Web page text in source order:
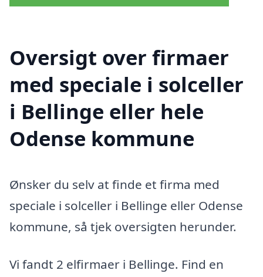
Oversigt over firmaer
med speciale i solceller
i Bellinge eller hele
Odense kommune
Ønsker du selv at finde et firma med
speciale i solceller i Bellinge eller Odense
kommune, så tjek oversigten herunder.
Vi fandt 2 elfirmaer i Bellinge. Find en